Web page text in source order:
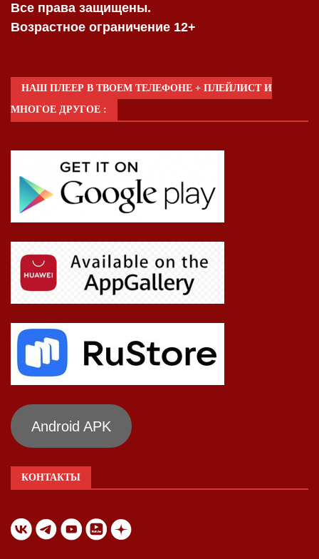
Все права защищены.
Возрастное ограничение 12+
НАШ ПЛЕЕР В ТВОЕМ ТЕЛЕФОНЕ + ПЛЕЙЛИСТ И
МНОГОЕ ДРУГОЕ :
Android APK
КОНТАКТЫ